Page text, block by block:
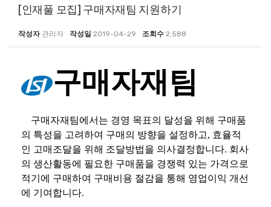
[인재풀 모집] 구매자재팀 지원하기
작성자 관리자 작성일 2019-04-29 조회수 2,588
구매자재팀
구매자재팀에서는 경영 목표의 달성을 위해 구매품
의 특성을 고려하여 구매의 방향을 설정하고, 효율적
인 고매조달을 위해 조달방법을 의사결정합니다. 회사
의 생산활동에 필요한 구매품을 경쟁력 있는 가격으로
적기에 구매하여 구매비용 절감을 통해 영업이익 개선
에 기여합니다.